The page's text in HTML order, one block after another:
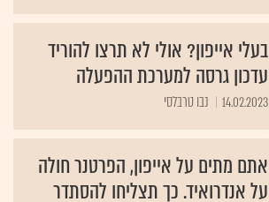
בעלי אייפון? אולי לא תרצו להוריד
עדכון גרסה למערכת ההפעלה
14.02.2023 נבו טרבלסי
אתם מתים על אייפון, הפרטנר חולה
על אנדרואיד. כך תצליחו להסתדר